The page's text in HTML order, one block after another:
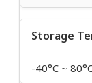
Storage
-40°C ~